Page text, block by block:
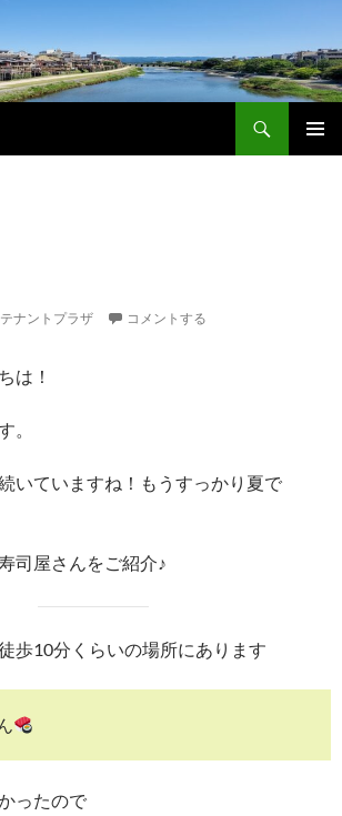
テナントプラザ コメントする
は！
。
いていますね！もうすっかり夏で
司屋さんをご紹介♪
歩10分くらいの場所にあります
ったので